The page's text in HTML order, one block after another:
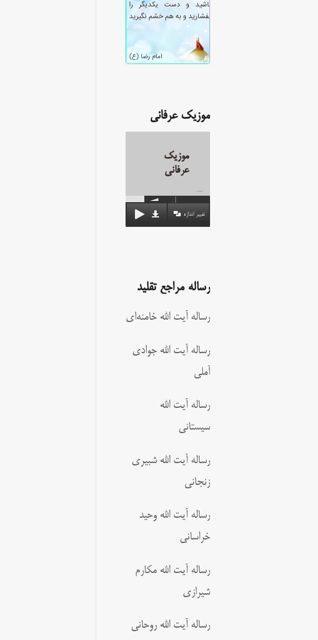
موزیک عرفانی
موزیک
عرفانی
00:00
تغییر اندازه
رساله مراجع تقلید
رساله آیت الله خامنه‌ای
رساله آیت الله جوادی
آملی
رساله آیت الله
سیستانی
رساله آیت الله شبیری
زنجانی
رساله آیت الله وحید
خراسانی
رساله آیت الله مکارم
شیرازی
رساله آیت الله روحانی